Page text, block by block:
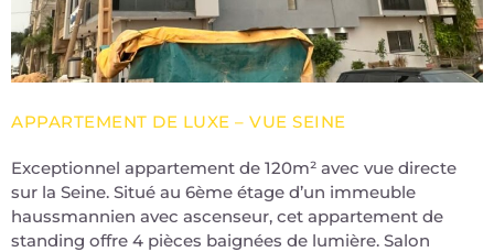
APPARTEMENT DE LUXE – VUE SEINE
Exceptionnel appartement de 120m² avec vue directe
sur la Seine. Situé au 6ème étage d’un immeuble
haussmannien avec ascenseur, cet appartement de
standing offre 4 pièces baignées de lumière. Salon